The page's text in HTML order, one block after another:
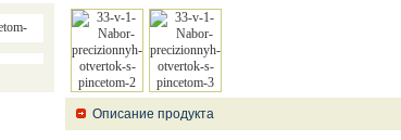
Описание продукта